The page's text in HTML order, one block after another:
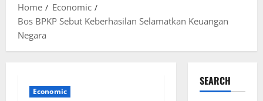
Home
Economic
Bos BPKP Sebut Keberhasilan Selamatkan Keuangan
Negara
Economic
SEARCH